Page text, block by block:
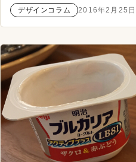
デザインコラム 2016年2月25日